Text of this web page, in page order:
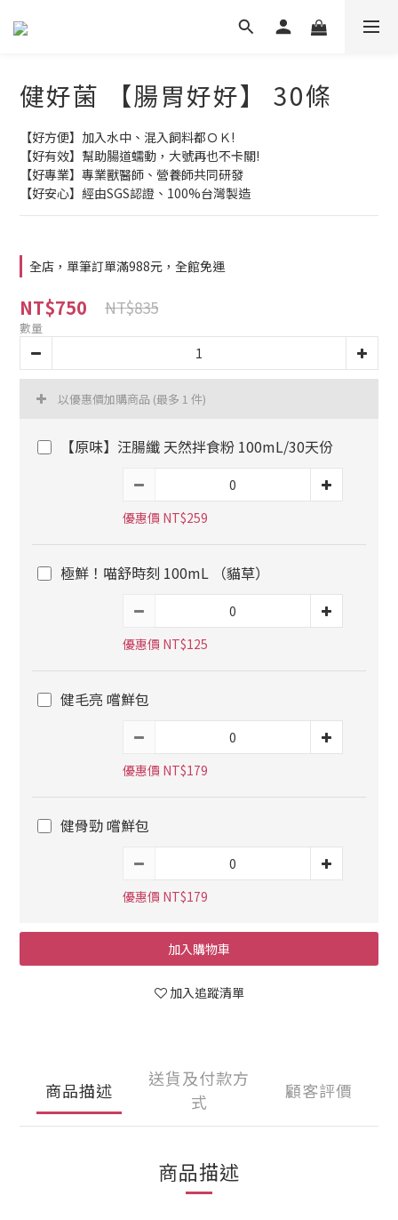
健好菌 【腸胃好好】 30條
【好方便】加入水中、混入飼料都ＯＫ!
【好有效】幫助腸道蠕動，大號再也不卡關!
【好專業】專業獸醫師、營養師共同研發
【好安心】經由SGS認證、100%台灣製造
全店，單筆訂單滿988元，全館免運
NT$750 NT$835
數量
以優惠價加購商品 (最多 1 件)
【原味】汪腸纖 天然拌食粉 100mL/30天份
優惠價 NT$259
極鮮！喵舒時刻 100mL （貓草）
優惠價 NT$125
健毛亮 嚐鮮包
優惠價 NT$179
健骨勁 嚐鮮包
優惠價 NT$179
加入購物車
加入追蹤清單
商品描述
送貨及付款方
式
顧客評價
商品描述